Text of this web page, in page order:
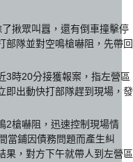
揪眾叫囂，還有倒車撞擊停
部隊並對空鳴槍嚇阻，先帶回
3時20分接獲報案，指左營區
即出動快打部隊趕到現場，發
2槍嚇阻，迅速控制現場情
當鋪因債務問題而產生糾
果，對方下午就帶人到左營區